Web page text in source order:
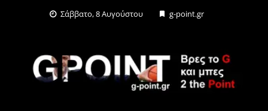
Σάββατο, 8 Αυγούστου g-point.gr
G-POINT.GR